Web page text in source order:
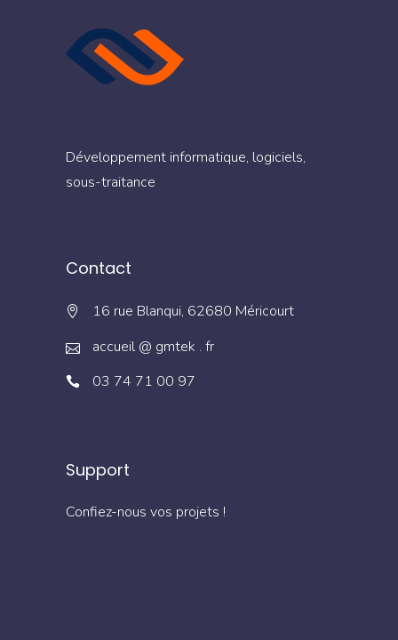
Développement informatique, logiciels,
sous-traitance
Contact
16 rue Blanqui, 62680 Méricourt
accueil @ gmtek . fr
03 74 71 00 97
Support
Confiez-nous vos projets !